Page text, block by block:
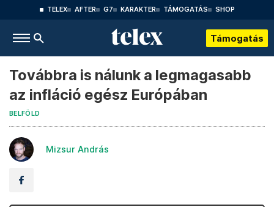
TELEX AFTER G7 KARAKTER TÁMOGATÁS SHOP
Támogatás
Továbbra is nálunk a legmagasabb
az infláció egész Európában
BELFÖLD
Mizsur András